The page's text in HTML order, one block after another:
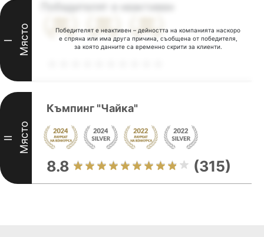
Победителят е неактивен – дейността на компанията наскоро
е спряна или има друга причина, съобщена от победителя,
за която данните са временно скрити за клиенти.
I Място
Победителят е неактивен
II Място
Къмпинг "Чайка"
8.8 (315)